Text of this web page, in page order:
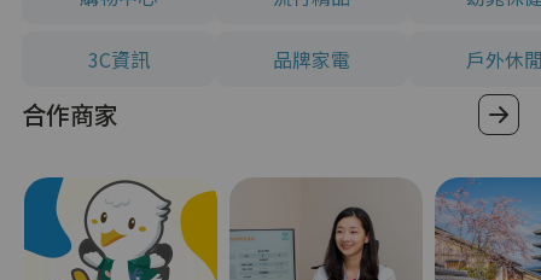
3C資訊 品牌家電 戶外休
合作商家